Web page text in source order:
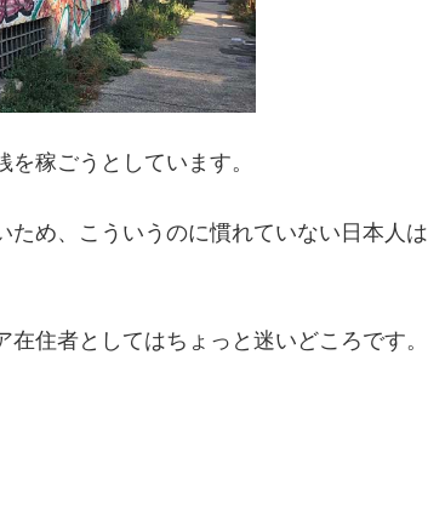
稼ごうとしています。
ため、こういうのに慣れていない日本人は
住者としてはちょっと迷いどころです。